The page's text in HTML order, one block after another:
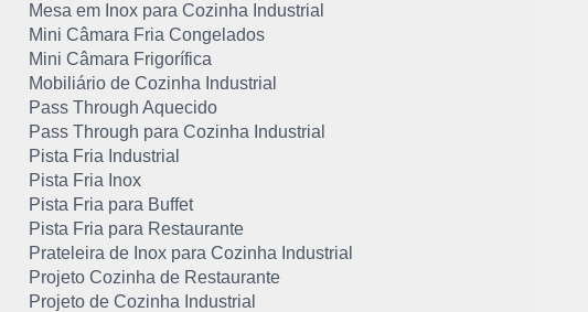
Mesa em Inox para Cozinha Industrial
Mini Câmara Fria Congelados
Mini Câmara Frigorífica
Mobiliário de Cozinha Industrial
Pass Through Aquecido
Pass Through para Cozinha Industrial
Pista Fria Industrial
Pista Fria Inox
Pista Fria para Buffet
Pista Fria para Restaurante
Prateleira de Inox para Cozinha Industrial
Projeto Cozinha de Restaurante
Projeto de Cozinha Industrial